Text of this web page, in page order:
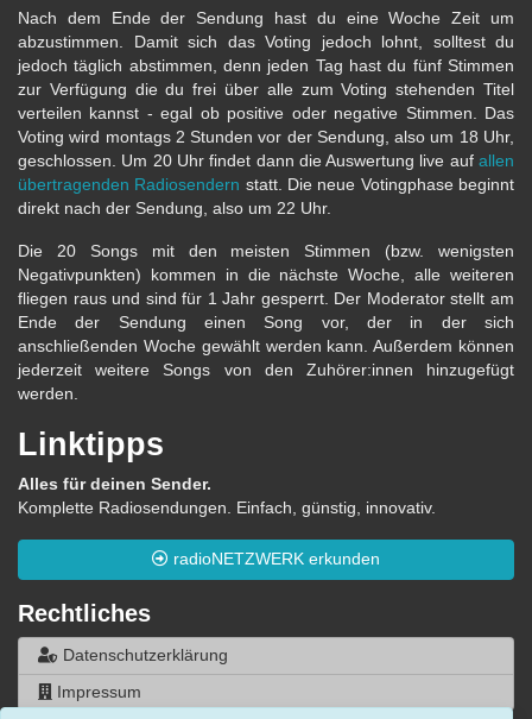
Nach dem Ende der Sendung hast du eine Woche Zeit um
abzustimmen. Damit sich das Voting jedoch lohnt, solltest du
jedoch täglich abstimmen, denn jeden Tag hast du fünf Stimmen
zur Verfügung die du frei über alle zum Voting stehenden Titel
verteilen kannst - egal ob positive oder negative Stimmen. Das
Voting wird montags 2 Stunden vor der Sendung, also um 18 Uhr,
geschlossen. Um 20 Uhr findet dann die Auswertung live auf allen
übertragenden Radiosendern statt. Die neue Votingphase beginnt
direkt nach der Sendung, also um 22 Uhr.
Die 20 Songs mit den meisten Stimmen (bzw. wenigsten
Negativpunkten) kommen in die nächste Woche, alle weiteren
fliegen raus und sind für 1 Jahr gesperrt. Der Moderator stellt am
Ende der Sendung einen Song vor, der in der sich
anschließenden Woche gewählt werden kann. Außerdem können
jederzeit weitere Songs von den Zuhörer:innen hinzugefügt
werden.
Linktipps
Alles für deinen Sender.
Komplette Radiosendungen. Einfach, günstig, innovativ.
radioNETZWERK erkunden
Rechtliches
Datenschutzerklärung
Impressum